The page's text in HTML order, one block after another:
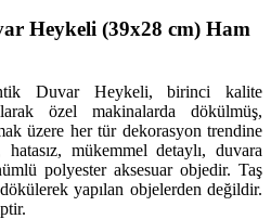
Heykeli (39x28 cm) Ham
Duvar Heykeli, birinci kalite
özel makinalarda dökülmüş,
üzere her tür dekorasyon trendine
mükemmel detaylı, duvara
polyester aksesuar objedir. Taş
yapılan objelerden değildir.